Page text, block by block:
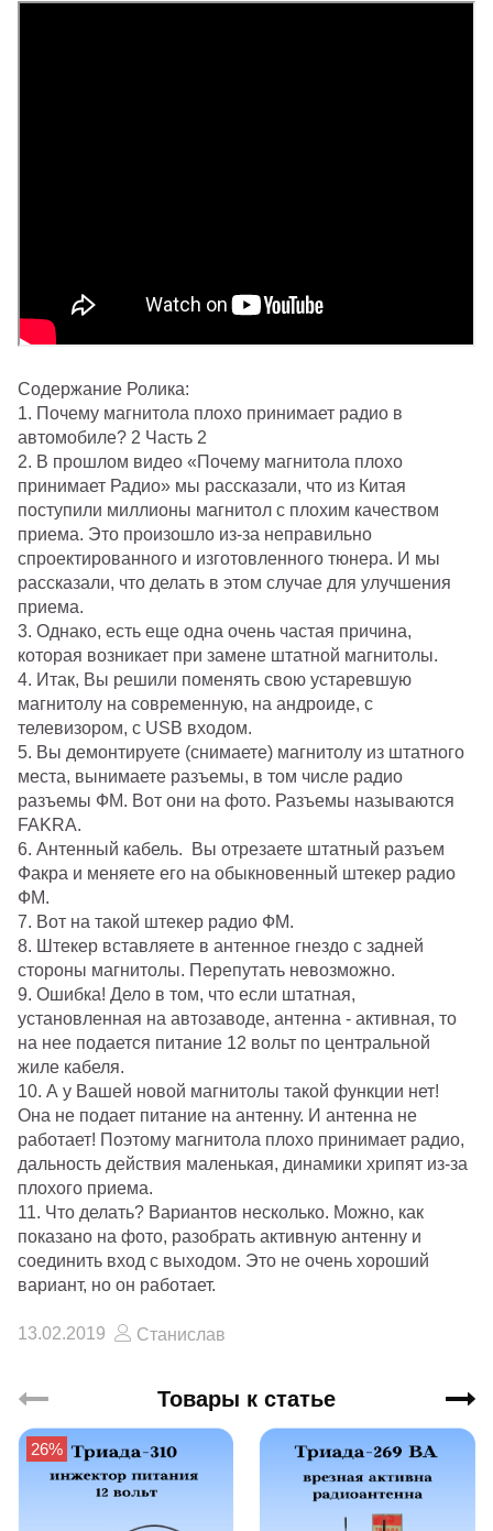
Содержание Ролика:
1. Почему магнитола плохо принимает радио в
автомобиле? 2 Часть 2
2. В прошлом видео «Почему магнитола плохо
принимает Радио» мы рассказали, что из Китая
поступили миллионы магнитол с плохим качеством
приема. Это произошло из-за неправильно
спроектированного и изготовленного тюнера. И мы
рассказали, что делать в этом случае для улучшения
приема.
3. Однако, есть еще одна очень частая причина,
которая возникает при замене штатной магнитолы.
4. Итак, Вы решили поменять свою устаревшую
магнитолу на современную, на андроиде, с
телевизором, с USB входом.
5. Вы демонтируете (снимаете) магнитолу из штатного
места, вынимаете разъемы, в том числе радио
разъемы ФМ. Вот они на фото. Разъемы называются
FAKRA.
6. Антенный кабель. Вы отрезаете штатный разъем
Факра и меняете его на обыкновенный штекер радио
ФМ.
7. Вот на такой штекер радио ФМ.
8. Штекер вставляете в антенное гнездо с задней
стороны магнитолы. Перепутать невозможно.
9. Ошибка! Дело в том, что если штатная,
установленная на автозаводе, антенна - активная, то
на нее подается питание 12 вольт по центральной
жиле кабеля.
10. А у Вашей новой магнитолы такой функции нет!
Она не подает питание на антенну. И антенна не
работает! Поэтому магнитола плохо принимает радио,
дальность действия маленькая, динамики хрипят из-за
плохого приема.
11. Что делать? Вариантов несколько. Можно, как
показано на фото, разобрать активную антенну и
соединить вход с выходом. Это не очень хороший
вариант, но он работает.
13.02.2019 Станислав
Товары к статье
26%